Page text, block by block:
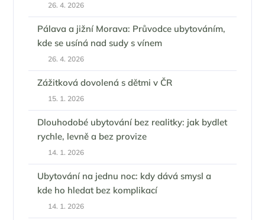
26. 4. 2026
Pálava a jižní Morava: Průvodce ubytováním,
kde se usíná nad sudy s vínem
26. 4. 2026
Zážitková dovolená s dětmi v ČR
15. 1. 2026
Dlouhodobé ubytování bez realitky: jak bydlet
rychle, levně a bez provize
14. 1. 2026
Ubytování na jednu noc: kdy dává smysl a
kde ho hledat bez komplikací
14. 1. 2026